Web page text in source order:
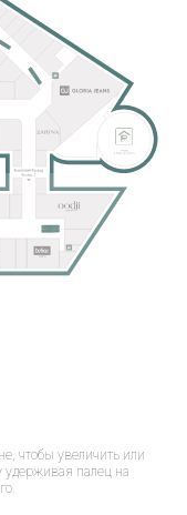
чтобы увеличить или
палец на